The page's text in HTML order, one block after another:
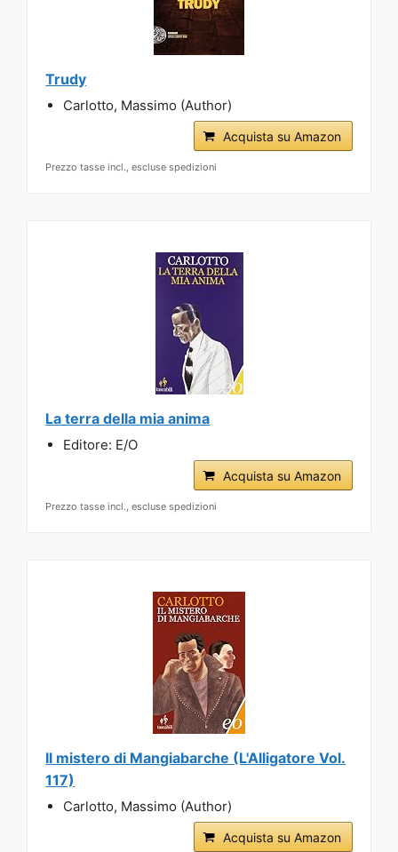
Trudy
Carlotto, Massimo (Author)
Acquista su Amazon
Prezzo tasse incl., escluse spedizioni
La terra della mia anima
Editore: E/O
Acquista su Amazon
Prezzo tasse incl., escluse spedizioni
Il mistero di Mangiabarche (L'Alligatore Vol.
117)
Carlotto, Massimo (Author)
Acquista su Amazon